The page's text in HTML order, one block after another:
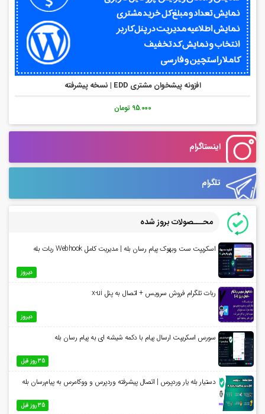
افزونه پیشخوان مشتری EDD | نسخه پیشرفته
95.000 تومان
اینستاگرام
تلگرام
محـــصولات بروز شده
اسکریپت ست وبهوک پیام رسان بله | مدیریت کامل Webhook ربات بله
دیروز
ربات تلگرام فروش سرویس + اتصال به پنل x-ui
دیروز
سورس اسکریپت ارسال پیام با دکمه شیشه ای به پیام رسان بله
35 روز قبل
دستیار بله یار وردپرس | اتصال پیشرفته وردپرس و ووکامرس به پیام‌رسان بله
35 روز قبل